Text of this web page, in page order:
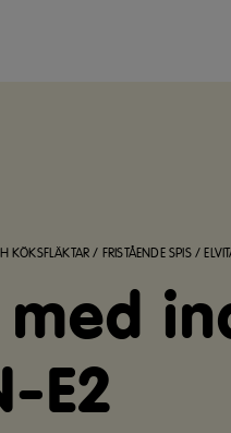
KÖKSFLÄKTAR/ FRISTÅENDE SPIS/
med
E2